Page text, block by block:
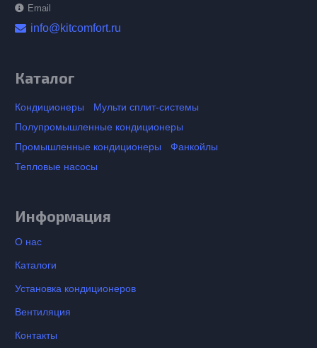
Email
info@kitcomfort.ru
Каталог
Кондиционеры
Мульти сплит-системы
Полупромышленные кондиционеры
Промышленные кондиционеры
Фанкойлы
Тепловые насосы
Информация
О нас
Каталоги
Установка кондиционеров
Вентиляция
Контакты